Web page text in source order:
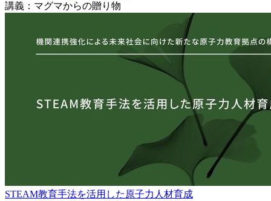
講義：マグマからの贈り物
STEAM教育手法を活用した原子力人材育成